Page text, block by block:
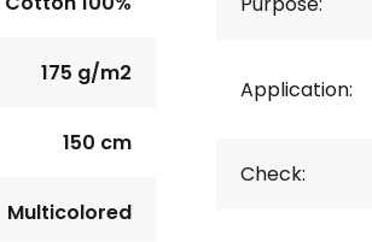
175 g/m2
150 cm
Multicolored
Application:
Check: